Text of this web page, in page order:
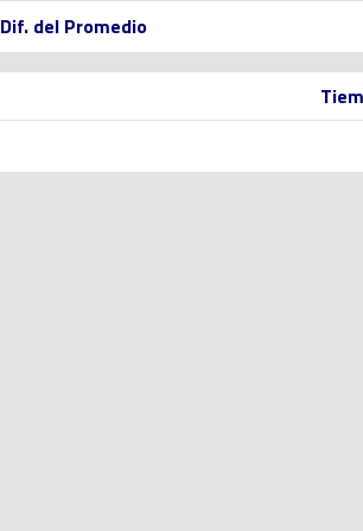
Dif. del Promedio